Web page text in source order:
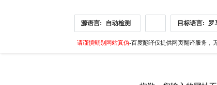
源语言: 自动检测 目标语言: 罗
请谨慎甄别网站真伪-百度翻译仅提供网页翻译服务，